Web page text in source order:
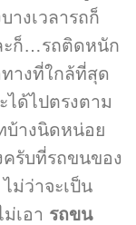
างเวลารถก็
ะก็…รถติดหนัก
างที่ใกล้ที่สุด
ได้ไปตรงตาม
บ้างนิดหน่อย
รับที่รถขนของ
ม่ว่าจะเป็น
เอา รถขน